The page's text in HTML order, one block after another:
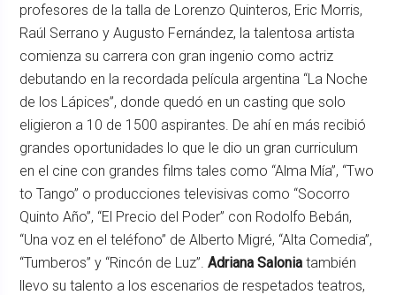
profesores de la talla de Lorenzo Quinteros, Eric Morris,
Raúl Serrano y Augusto Fernández, la talentosa artista
comienza su carrera con gran ingenio como actriz
debutando en la recordada película argentina “La Noche
de los Lápices”, donde quedó en un casting que solo
eligieron a 10 de 1500 aspirantes. De ahí en más recibió
grandes oportunidades lo que le dio un gran curriculum
en el cine con grandes films tales como “Alma Mía”, “Two
to Tango” o producciones televisivas como “Socorro
Quinto Año”, “El Precio del Poder” con Rodolfo Bebán,
“Una voz en el teléfono” de Alberto Migré, “Alta Comedia”,
“Tumberos” y “Rincón de Luz”.Adriana Salonia también
llevo su talento a los escenarios de respetados teatros,